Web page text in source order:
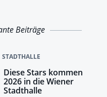
Beiträge
STADTHALLE
Diese Stars kommen
2026 in die Wiener
Stadthalle